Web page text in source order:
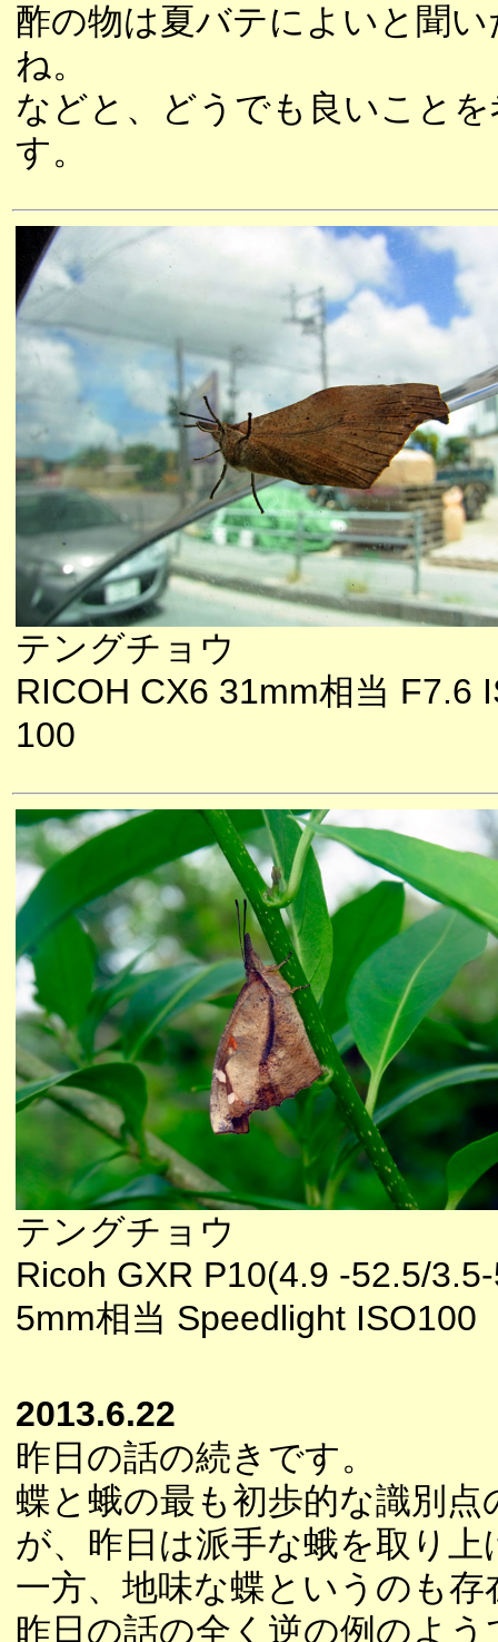
酢の物は夏バテによいと聞
ね。
などと、どうでも良いこと
す。
テングチョウ
RICOH CX6 31mm相当 F7.6
100
テングチョウ
Ricoh GXR P10(4.9 -52.5/
5mm相当 Speedlight ISO100
2013.6.22
昨日の話の続きです。
蝶と蛾の最も初歩的な識別
が、昨日は派手な蛾を取り上
一方、地味な蝶というのも存
昨日の話の全く逆の例のよ